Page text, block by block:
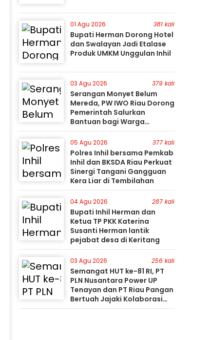
01 Agu 2026 381 kali
Bupati Herman Dorong Hotel
dan Swalayan Jadi Etalase
Produk UMKM Unggulan Inhil
03 Agu 2026 379 kali
Serangan Monyet Belum
Mereda, PW IWO Riau Dorong
Pemerintah Salurkan
Bantuan bagi Warga
Terdampak
05 Agu 2026 377 kali
Polres Inhil bersama Pemkab
Inhil dan BKSDA Riau Perkuat
Sinergi Tangani Gangguan
Kera Liar di Tembilahan
04 Agu 2026 287 kali
Bupati Inhil Herman dan
Ketua TP PKK Katerina
Susanti Herman lantik
pejabat desa di Keritang
03 Agu 2026 256 kali
Semangat HUT ke-81 RI, PT
PLN Nusantara Power UP
Tenayan dan PT Riau Pangan
Bertuah Jajaki Kolaborasi
Pemanfaatan Limbah FABA